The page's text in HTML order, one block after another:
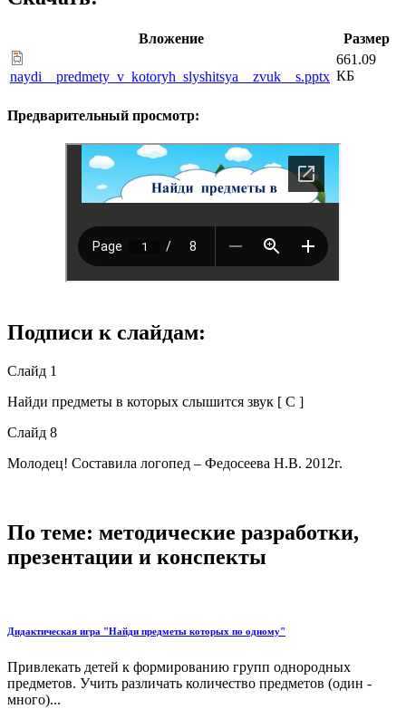
Вложение Размер
naydi__predmety_v_kotoryh_slyshitsya__zvuk__s.pptx
661.09
КБ
Предварительный просмотр:
Подписи к слайдам:
Слайд 1
Найди предметы в которых слышится звук [ С ]
Слайд 8
Молодец! Составила логопед – Федосеева Н.В. 2012г.
По теме: методические разработки,
презентации и конспекты
Дидактическая игра "Найди предметы которых по одному"
Привлекать детей к формированию групп однородных
предметов. Учить различать количество предметов (один -
много)...